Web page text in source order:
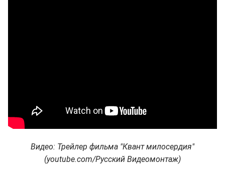
Видео: Трейлер фильма "Квант милосердия"
(youtube.com/Русский Видеомонтаж)